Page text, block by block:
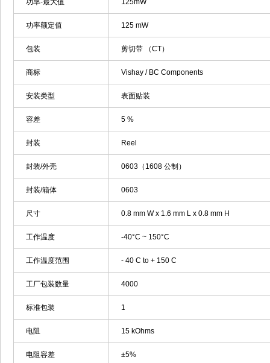
功率-最大值 125mW
功率额定值 125 mW
包装 剪切带 （CT）
商标 Vishay / BC Components
安装类型 表面贴装
容差 5 %
封装 Reel
封装/外壳 0603（1608 公制）
封装/箱体 0603
尺寸 0.8 mm W x 1.6 mm L x 0.8 mm H
工作温度 -40°C ~ 150°C
工作温度范围 - 40 C to + 150 C
工厂包装数量 4000
标准包装 1
电阻 15 kOhms
电阻容差 ±5%